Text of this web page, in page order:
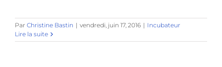
Par Christine Bastin | vendredi, juin 17, 2016 | Incubateur
Lire la suite